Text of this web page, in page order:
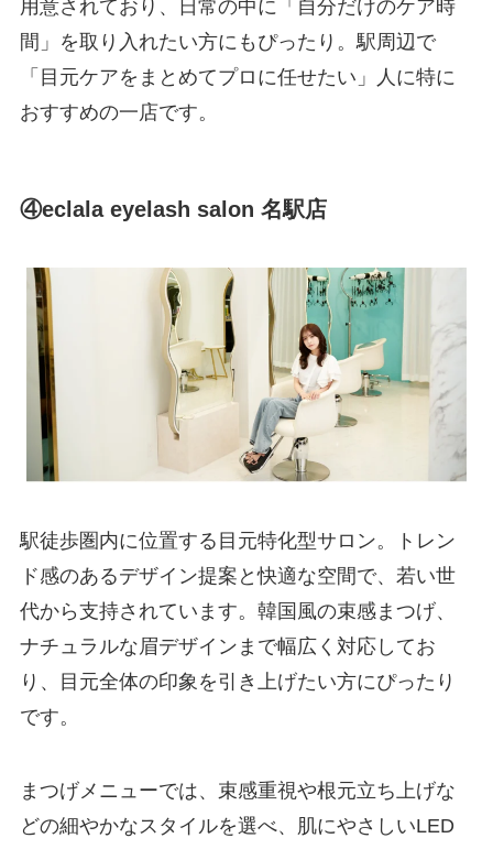
用意されており、日常の中に「自分だけのケア時
間」を取り入れたい方にもぴったり。駅周辺で
「目元ケアをまとめてプロに任せたい」人に特に
おすすめの一店です。
④eclala eyelash salon 名駅店
駅徒歩圏内に位置する目元特化型サロン。トレン
ド感のあるデザイン提案と快適な空間で、若い世
代から支持されています。韓国風の束感まつげ、
ナチュラルな眉デザインまで幅広く対応してお
り、目元全体の印象を引き上げたい方にぴったり
です。
まつげメニューでは、束感重視や根元立ち上げな
どの細やかなスタイルを選べ、肌にやさしいLED